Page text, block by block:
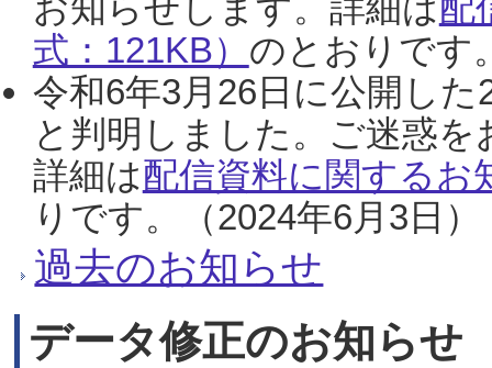
式：121KB） のとおりです
令和6年3月26日に公開し
と判明しました。ご迷惑
詳細は配信資料に関するお
りです。（2024年6月3日）
過去のお知らせ
データ修正のお知らせ